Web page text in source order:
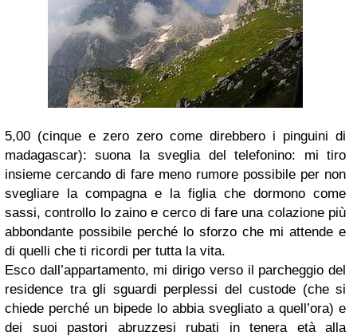
5,00 (cinque e zero zero come direbbero i pinguini di
madagascar): suona la sveglia del telefonino: mi tiro
insieme cercando di fare meno rumore possibile per non
svegliare la compagna e la figlia che dormono come
sassi, controllo lo zaino e cerco di fare una colazione più
abbondante possibile perché lo sforzo che mi attende e
di quelli che ti ricordi per tutta la vita.
Esco dall’appartamento, mi dirigo verso il parcheggio del
residence tra gli sguardi perplessi del custode (che si
chiede perché un bipede lo abbia svegliato a quell’ora) e
dei suoi pastori abruzzesi rubati in tenera età alla